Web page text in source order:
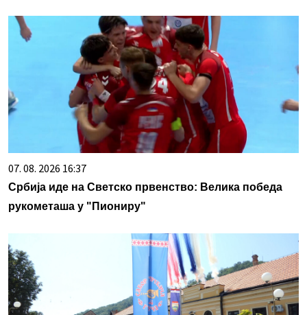
07. 08. 2026 16:37
Србија иде на Светско првенство: Велика победа
рукометаша у "Пиониру"